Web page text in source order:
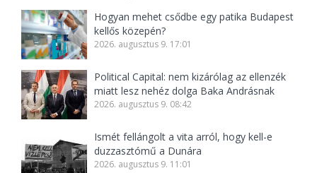
Hogyan mehet csődbe egy patika Budapest
kellős közepén?
2026. augusztus 9. 17:01
Political Capital: nem kizárólag az ellenzék
miatt lesz nehéz dolga Baka Andrásnak
2026. augusztus 9. 08:42
Ismét fellángolt a vita arról, hogy kell-e
duzzasztómű a Dunára
2026. augusztus 9. 11:01